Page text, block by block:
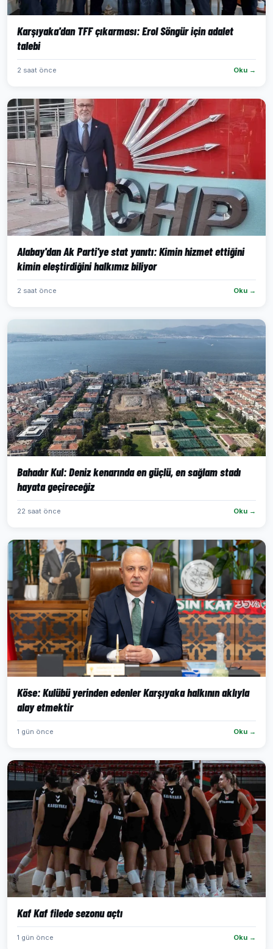
Karşıyaka'dan TFF çıkarması: Erol Söngür için adalet
talebi
2 saat önce Oku →
Alabay'dan Ak Parti'ye stat yanıtı: Kimin hizmet ettiğini
kimin eleştirdiğini halkımız biliyor
2 saat önce Oku →
Bahadır Kul: Deniz kenarında en güçlü, en sağlam stadı
hayata geçireceğiz
22 saat önce Oku →
Köse: Kulübü yerinden edenler Karşıyaka halkının aklıyla
alay etmektir
1 gün önce Oku →
Kaf Kaf filede sezonu açtı
1 gün önce Oku →